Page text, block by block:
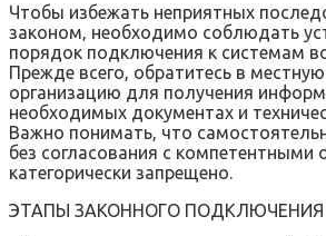
Чтобы избежать неприятных
законом‚ необходимо соблюдать
порядок подключения к системам
Прежде всего‚ обратитесь в
организацию для получения
необходимых документах и
Важно понимать‚ что
без согласования с компетентными
категорически запрещено.
ЭТАПЫ ЗАКОННОГО ПОДКЛЮЧЕНИЯ